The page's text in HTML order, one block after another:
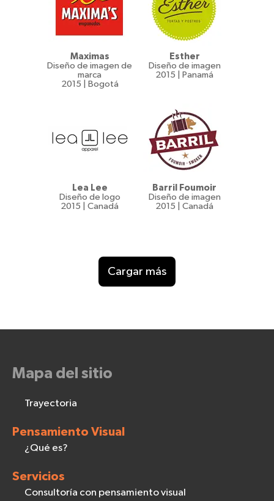
Maximas
Diseño de imagen de
marca
2015 | Bogotá
Esther
Diseño de imagen
2015 | Panamá
Lea Lee
Diseño de logo
2015 | Canadá
Barril Foumoir
Diseño de imagen
2015 | Canadá
Cargar más
Mapa del sitio
Trayectoria
Pensamiento Visual
¿Qué es?
Servicios
Consultoría con pensamiento visual